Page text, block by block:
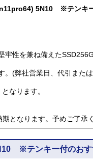
5N10 ※テンキ
性を兼ね備えた
。(弊社営業日、代引また
なります。
となります。予めご了承
※テンキー付のおす